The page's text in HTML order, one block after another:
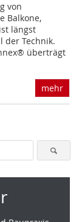
von
Balkone,
längst
der Technik.
überträgt
mehr